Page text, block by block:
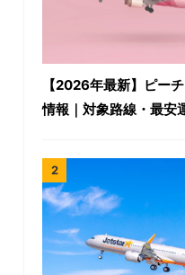
【2026年最新】ピー
情報｜対象路線・最安